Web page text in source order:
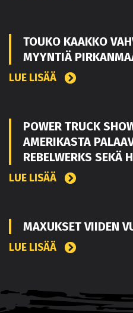
TOUKO KAAKKO
MYYNTIÄ
LUE LISÄÄ
POWER TRUCK
AMERIKASTA
REBELWERKS SEKÄ
LUE LISÄÄ
MAXUKSET VIIDEN
LUE LISÄÄ